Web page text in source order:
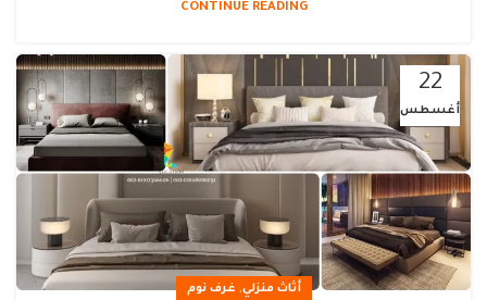
CONTINUE READING
22
أغسطس
أثاث منزلي, غرف نوم